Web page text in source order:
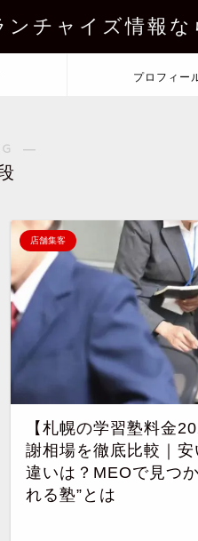
ンチャイズ情報
プロフィー
―
店舗集客
【札幌の学習塾料金
謝相場を徹底比較｜
違いは？MEOで見つ
れる塾”とは